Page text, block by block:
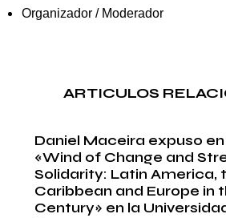
Organizador / Moderador
ARTICULOS
Daniel Maceira expuso
«Wind of Change and
Solidarity: Latin America,
Caribbean and Europe in
Century» en la